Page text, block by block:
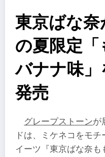
東京ばな
の夏限定
バナナ味」
発売
グレープストーンが
ドは、ミケネコをモ
イーツ『東京ばな奈